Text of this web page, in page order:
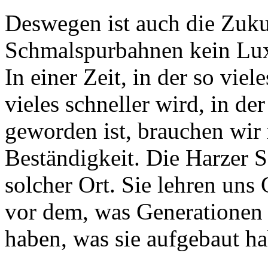
Deswegen ist auch die
Schmalspurbahnen kein
In einer Zeit, in der so
vieles schneller wird, in der
geworden ist, brauchen
Beständigkeit. Die Harzer
solcher Ort. Sie lehren uns
vor dem, was
haben, was sie aufgebaut